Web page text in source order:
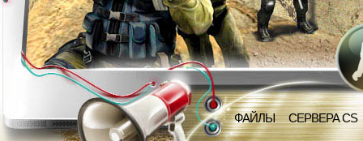
ФАЙЛЫ СЕРВЕРА CS